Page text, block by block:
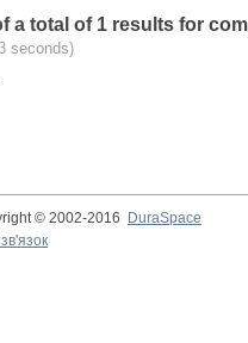
a total of 1 results for
seconds)
© 2002-2016 DuraSpace